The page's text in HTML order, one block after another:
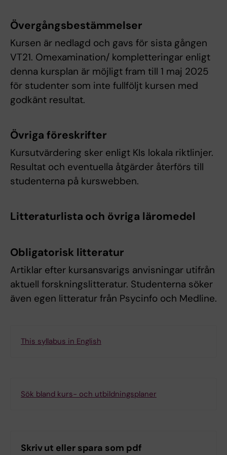
Övergångsbestämmelser
Kursen är nedlagd och gavs för sista gången
VT21. Omexamination/ kompletteringar enligt
denna kursplan är möjligt fram till 1 maj 2025
för studenter som inte fullföljt kursen med
godkänt resultat.
Övriga föreskrifter
Kursutvärdering sker enligt KIs lokala riktlinjer.
Resultat och eventuella åtgärder återförs till
studenterna på kurswebben.
Litteraturlista och övriga läromedel
Obligatorisk litteratur
Artiklar efter kursansvarigs anvisningar utifrån
aktuell forskningslitteratur. Studenterna söker
även egen litteratur från Psycinfo och Medline.
This syllabus in English
Sök bland kurs- och utbildningsplaner
Skriv ut eller spara som pdf